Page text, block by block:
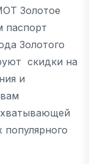
Золотое
паспорт
Золотого
скидки на
и
популярного